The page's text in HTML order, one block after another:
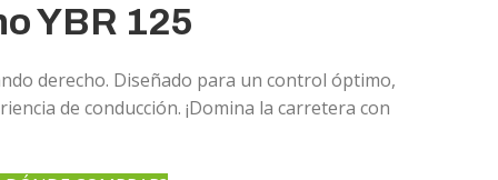
YBR 125
derecho. Diseñado para un control óptimo,
de conducción. ¡Domina la carretera con